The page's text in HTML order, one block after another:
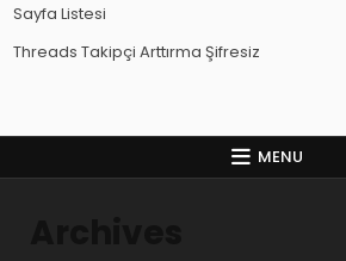
Sayfa Listesi
Threads Takipçi Arttırma Şifresiz
MENU